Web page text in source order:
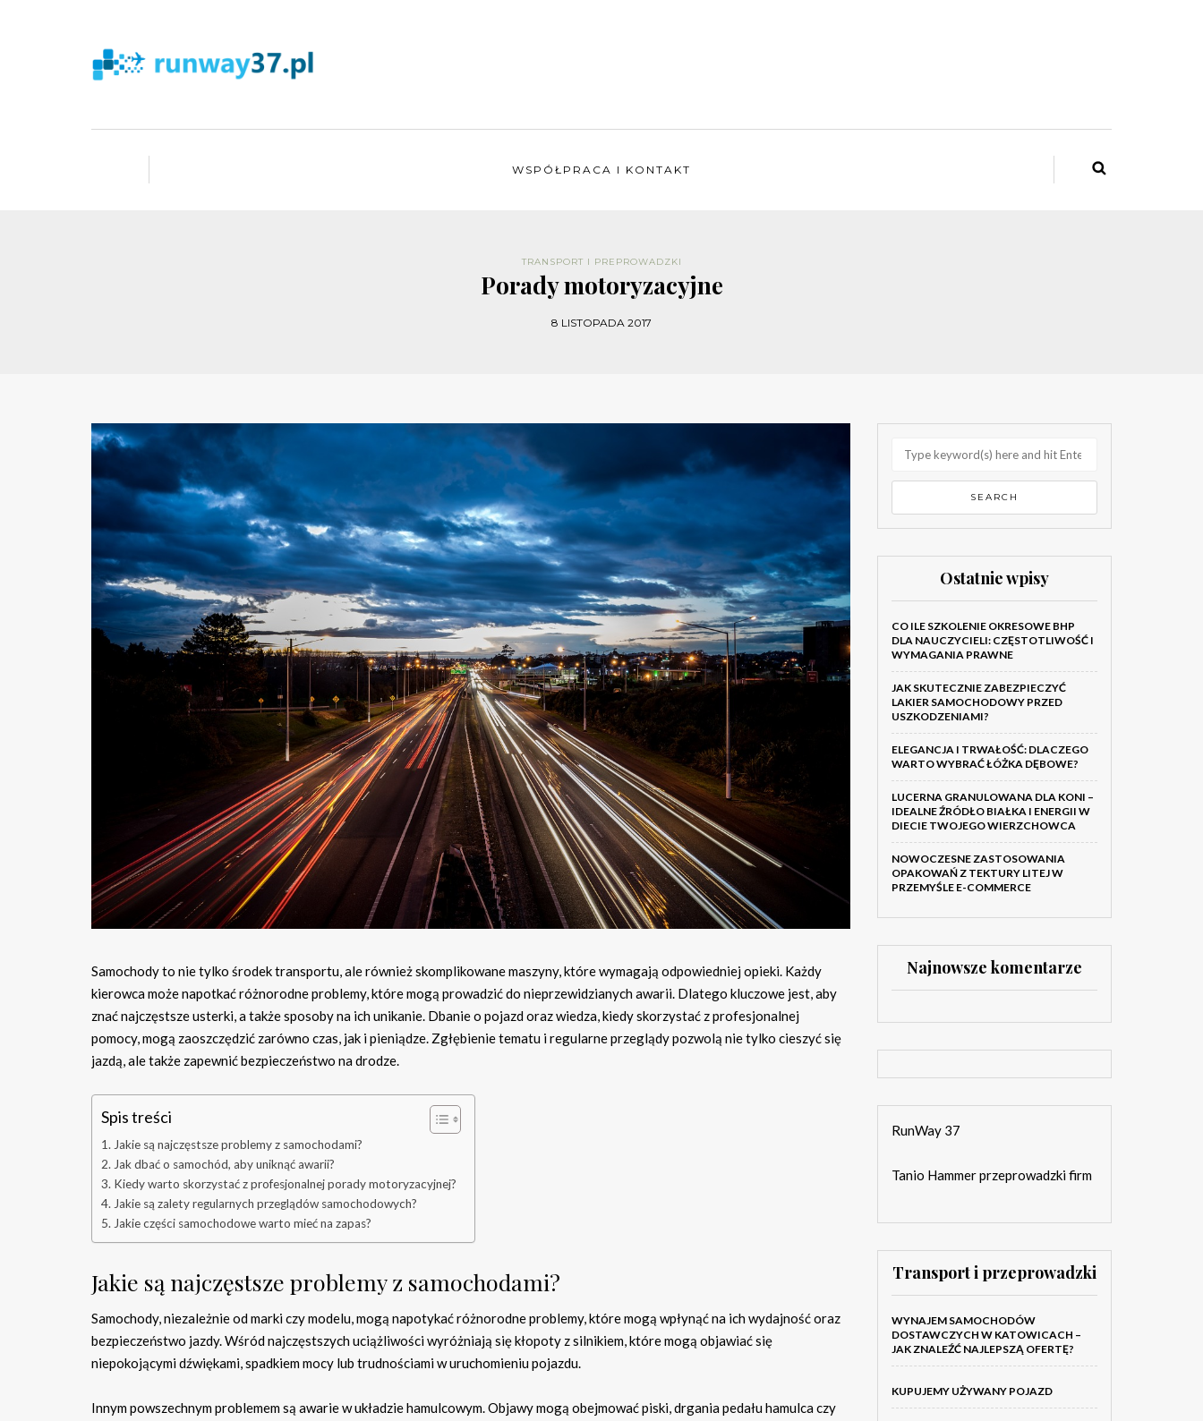
WSPÓŁPRACA I KONTAKT
TRANSPORT I PREPROWADZKI
Porady motoryzacyjne
8 LISTOPADA 2017
Samochody to nie tylko środek transportu, ale również skomplikowane maszyny, które wymagają odpowiedniej opieki. Każdy
kierowca może napotkać różnorodne problemy, które mogą prowadzić do nieprzewidzianych awarii. Dlatego kluczowe jest, aby
znać najczęstsze usterki, a także sposoby na ich unikanie. Dbanie o pojazd oraz wiedza, kiedy skorzystać z profesjonalnej
pomocy, mogą zaoszczędzić zarówno czas, jak i pieniądze. Zgłębienie tematu i regularne przeglądy pozwolą nie tylko cieszyć się
jazdą, ale także zapewnić bezpieczeństwo na drodze.
Spis treści
Jakie są najczęstsze problemy z samochodami?
Jak dbać o samochód, aby uniknąć awarii?
Kiedy warto skorzystać z profesjonalnej porady motoryzacyjnej?
Jakie są zalety regularnych przeglądów samochodowych?
Jakie części samochodowe warto mieć na zapas?
Jakie są najczęstsze problemy z samochodami?
Samochody, niezależnie od marki czy modelu, mogą napotykać różnorodne problemy, które mogą wpłynąć na ich wydajność oraz
bezpieczeństwo jazdy. Wśród najczęstszych uciążliwości wyróżniają się kłopoty z silnikiem, które mogą objawiać się
niepokojącymi dźwiękami, spadkiem mocy lub trudnościami w uruchomieniu pojazdu.
Innym powszechnym problemem są awarie w układzie hamulcowym. Objawy mogą obejmować piski, drgania pedału hamulca czy
Ostatnie wpisy
CO ILE SZKOLENIE OKRESOWE BHP
DLA NAUCZYCIELI: CZĘSTOTLIWOŚĆ I
WYMAGANIA PRAWNE
JAK SKUTECZNIE ZABEZPIECZYĆ
LAKIER SAMOCHODOWY PRZED
USZKODZENIAMI?
ELEGANCJA I TRWAŁOŚĆ: DLACZEGO
WARTO WYBRAĆ ŁÓŻKA DĘBOWE?
LUCERNA GRANULOWANA DLA KONI –
IDEALNE ŹRÓDŁO BIAŁKA I ENERGII W
DIECIE TWOJEGO WIERZCHOWCA
NOWOCZESNE ZASTOSOWANIA
OPAKOWAŃ Z TEKTURY LITEJ W
PRZEMYŚLE E-COMMERCE
Najnowsze komentarze
RunWay 37
Tanio Hammer przeprowadzki firm
Transport i przeprowadzki
WYNAJEM SAMOCHODÓW
DOSTAWCZYCH W KATOWICACH –
JAK ZNALEŹĆ NAJLEPSZĄ OFERTĘ?
KUPUJEMY UŻYWANY POJAZD